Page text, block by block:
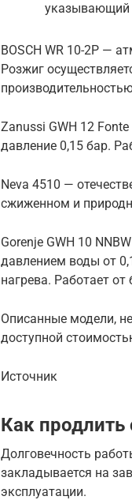
указывающий
BOSCH WR 10-2P —
Розжиг
Zanussi GWH 12
давление 0,15 бар.
Neva 4510 —
сжиженном и
Gorenje GWH 10
давлением воды от
нагрева. Работает
Описанные модели,
доступной
Источник
Как
Долговечность
закладывается на
эксплуатации.